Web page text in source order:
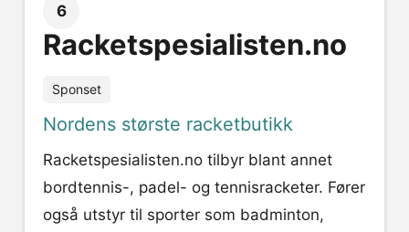
6
Racketspesialisten.no
Sponset
Nordens største racketbutikk
Racketspesialisten.no tilbyr blant annet
bordtennis-, padel- og tennisracketer. Fører
også utstyr til sporter som badminton,